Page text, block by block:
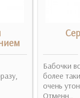
Бабочки
более
очень
Отменн..